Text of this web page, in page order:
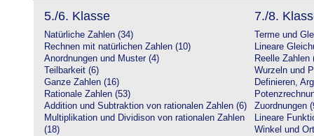
5./6. Klasse
Natürliche Zahlen (34)
Rechnen mit natürlichen Zahlen (10)
Anordnungen und Muster (4)
Teilbarkeit (6)
Ganze Zahlen (16)
Rationale Zahlen (53)
Addition und Subtraktion von rationalen Zahlen (6)
Multiplikation und Dividison von rationalen Zahlen
(18)
7./8.
Terme und
Lineare
Reelle Zahlen
Wurzeln und
Definieren,
Zuordnungen
Lineare
Winkel und